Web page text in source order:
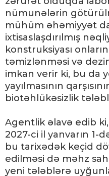
nümunələrin
mühüm əhəmiyyət
ixtisaslaşdırılmış
konstruksiyası
təmizlənməsi və
imkan verir ki, bu da
yayılmasının
biotəhlükəsizlik
Agentlik əlavə edib
2027-ci il yanvarın 1-
bu tarixədək keçid
edilməsi də məhz
yeni tələblərə